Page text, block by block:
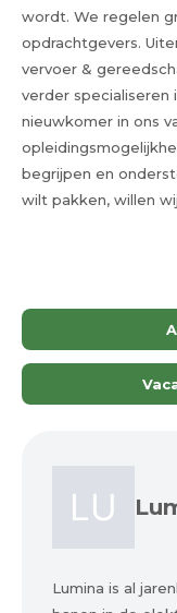
wordt. We regelen
opdrachtgevers.
vervoer &
verder
nieuwkomer in ons
begrijpen en
wilt pakken, willen
Lumina is al